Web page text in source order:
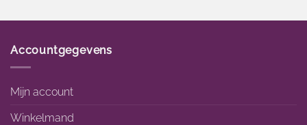
Accountgegevens
Mijn account
Winkelmand